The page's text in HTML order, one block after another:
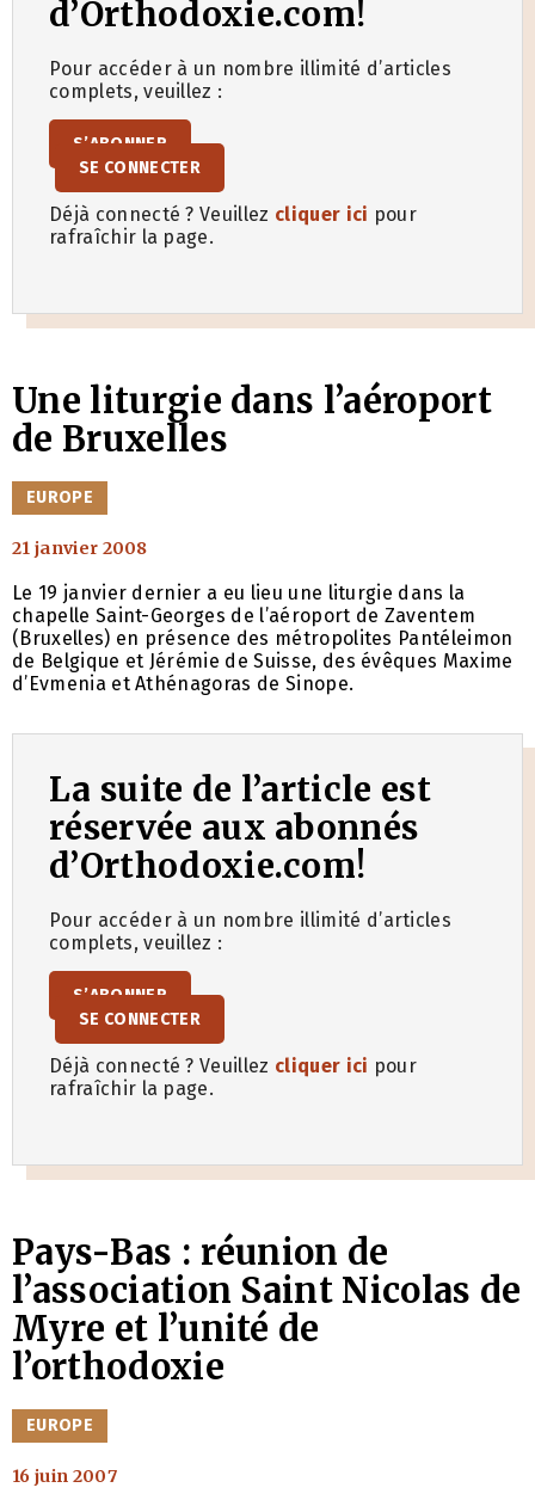
d’Orthodoxie.com!
Pour accéder à un nombre illimité d’articles
complets, veuillez :
S’ABONNER
SE CONNECTER
Déjà connecté ? Veuillez cliquer ici pour
rafraîchir la page.
Une liturgie dans l’aéroport
de Bruxelles
CATÉGORIES
EUROPE
21 janvier 2008
Le 19 janvier dernier a eu lieu une liturgie dans la
chapelle Saint-Georges de l’aéroport de Zaventem
(Bruxelles) en présence des métropolites Pantéleimon
de Belgique et Jérémie de Suisse, des évêques Maxime
d’Evmenia et Athénagoras de Sinope.
La suite de l’article est
réservée aux abonnés
d’Orthodoxie.com!
Pour accéder à un nombre illimité d’articles
complets, veuillez :
S’ABONNER
SE CONNECTER
Déjà connecté ? Veuillez cliquer ici pour
rafraîchir la page.
Pays-Bas : réunion de
l’association Saint Nicolas de
Myre et l’unité de
l’orthodoxie
CATÉGORIES
EUROPE
16 juin 2007